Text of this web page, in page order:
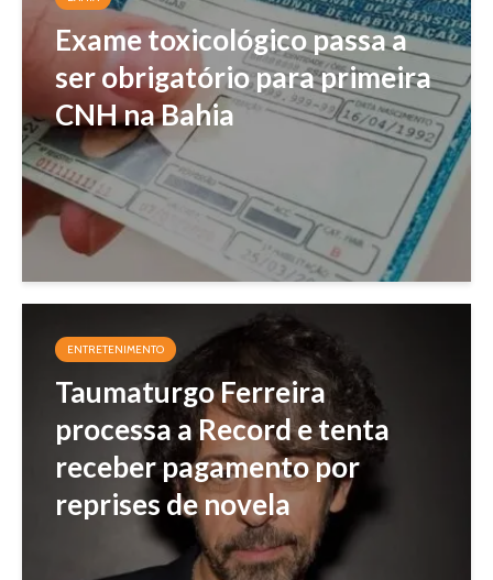
Exame toxicológico passa a
ser obrigatório para primeira
CNH na Bahia
ENTRETENIMENTO
Taumaturgo Ferreira
processa a Record e tenta
receber pagamento por
reprises de novela